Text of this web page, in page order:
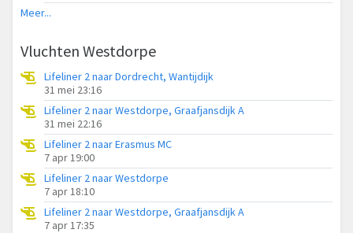
Meer...
Vluchten Westdorpe
Lifeliner 2 naar Dordrecht, Wantijdijk
31 mei 23:16
Lifeliner 2 naar Westdorpe, Graafjansdijk A
31 mei 22:16
Lifeliner 2 naar Erasmus MC
7 apr 19:00
Lifeliner 2 naar Westdorpe
7 apr 18:10
Lifeliner 2 naar Westdorpe, Graafjansdijk A
7 apr 17:35